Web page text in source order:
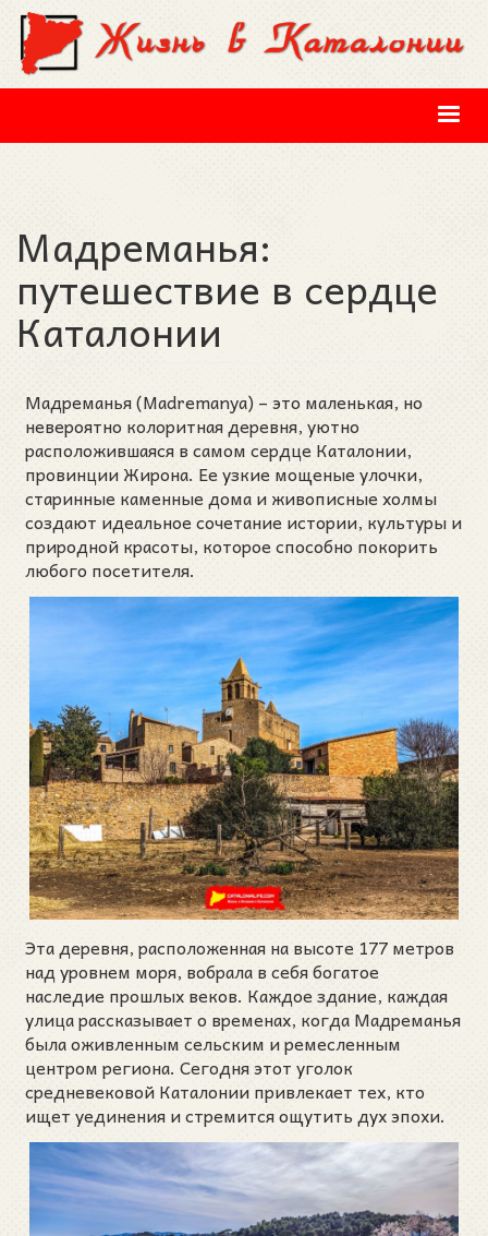
Перейти к основному содержанию
Мадреманья:
путешествие в сердце
Каталонии
Мадреманья (Madremanya) – это маленькая, но
невероятно колоритная деревня, уютно
расположившаяся в самом сердце Каталонии,
провинции Жирона. Ее узкие мощеные улочки,
старинные каменные дома и живописные холмы
создают идеальное сочетание истории, культуры и
природной красоты, которое способно покорить
любого посетителя.
Эта деревня, расположенная на высоте 177 метров
над уровнем моря, вобрала в себя богатое
наследие прошлых веков. Каждое здание, каждая
улица рассказывает о временах, когда Мадреманья
была оживленным сельским и ремесленным
центром региона. Сегодня этот уголок
средневековой Каталонии привлекает тех, кто
ищет уединения и стремится ощутить дух эпохи.